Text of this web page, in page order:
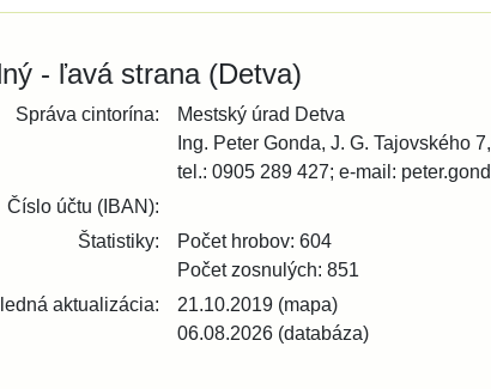
- Devín
- Dúbravka
- Karlova Ves
- Podunajské Biskupice
- Rača
- Rusovce
- Ružinov
- Vrakuňa
- Záhorská Bystrica
- ľavá strana (Detva)
Správa cintorína:
Mestský úrad Detva
Ing. Peter Gonda J. G. Tajovského 7
tel.: 0905 289 427 e-mail:
Číslo účtu (IBAN):
Štatistiky:
Počet hrobov: 604
Počet zosnulých: 851
aktualizácia:
21.10.2019 (mapa)
06.08.2026 (databáza)